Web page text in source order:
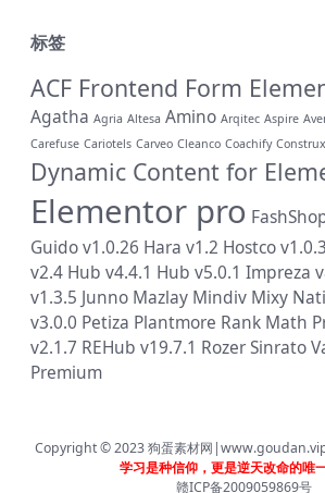
标签
ACF Frontend Form
Agatha Agria Altesa Amino Arqitec Aspire
Carefuse Cariotels Carveo Cleanco Coachify
Dynamic Content for
Elementor pro
Guido v1.0.26 Hara v1.2 Hostco v1.0.3
v2.4 Hub v4.4.1 Hub v5.0.1 Impreza
v1.3.5 Junno Mazlay Mindiv Mixy
v3.0.0 Petiza Plantmore Rank Math
v2.1.7 REHub v19.7.1 RozerSinrato
Premium
Copyright © 2023狗蛋素材网
学习是种信仰，更是逆天改命的唯
赣ICP备2009059869号